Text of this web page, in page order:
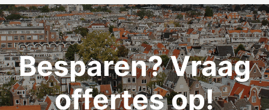
Besparen? Vraag
offertes op!